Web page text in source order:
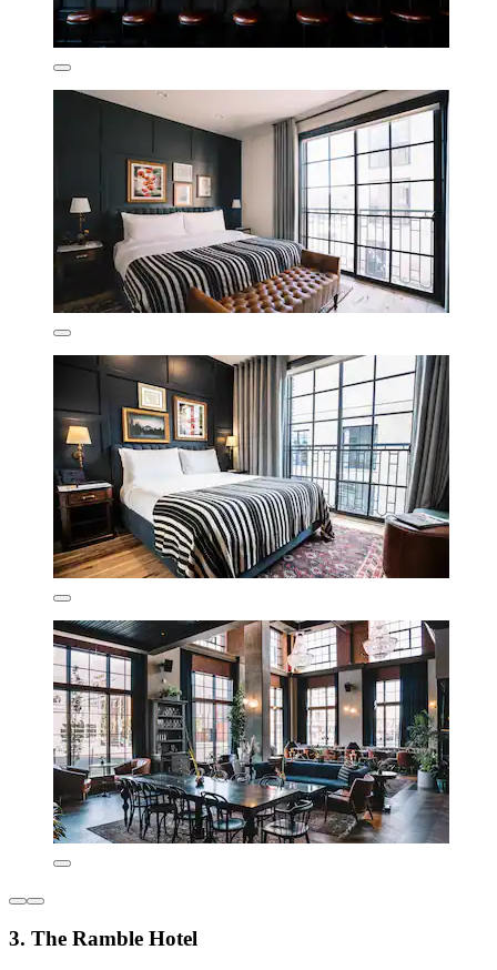
3. The Ramble Hotel